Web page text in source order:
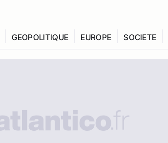
GEOPOLITIQUE EUROPE SOCIETE